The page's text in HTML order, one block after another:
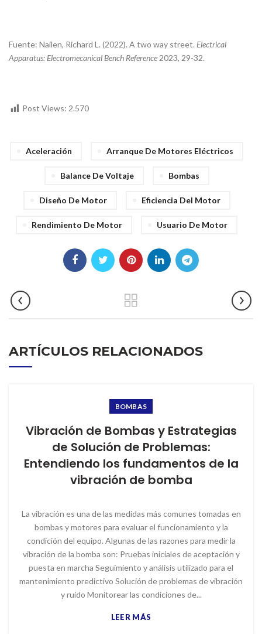
Fuente: Nailen, Richard L. (2022). A two way street. Electrical
Apparatus: Electromecanical Bench Reference 2023, 29-32.
Post Views: 2.570
Aceleración Arranque De Motores Eléctricos
Balance De Voltaje Bombas
Diseño De Motor Eficiencia Del Motor
Rendimiento De Motor Usuario De Motor
ARTÍCULOS RELACIONADOS
BOMBAS
Vibración de Bombas y Estrategias
de Solución de Problemas:
Entendiendo los fundamentos de la
vibración de bomba
La vibración es una de las medidas más comunes tomadas en
bombas y motores para evaluar el funcionamiento y la
condición del equipo. Algunas de las razones para medir la
vibración de la bomba son: Pruebas iniciales de aceptación y
puesta en marcha Seguimiento y análisis utilizado para el
mantenimiento predictivo Solución de problemas de vibración
y ruido Monitorear las condiciones de...
LEER MÁS